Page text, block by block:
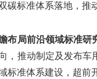
碳标准体系落地，推
布局前沿领域标准研
，推动制定及发布车
标准体系建设，超前